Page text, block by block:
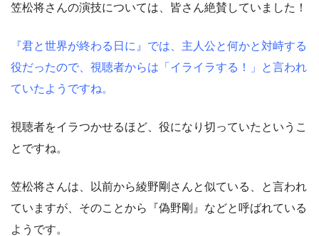
笠松将さんの演技については、皆さん絶賛していました！
『君と世界が終わる日に』では、主人公と何かと対峙する
役だったので、視聴者からは「イライラする！」と言われ
ていたようですね。
視聴者をイラつかせるほど、役になり切っていたというこ
とですね。
笠松将さんは、以前から綾野剛さんと似ている、と言われ
ていますが、そのことから『偽野剛』などと呼ばれている
ようです。